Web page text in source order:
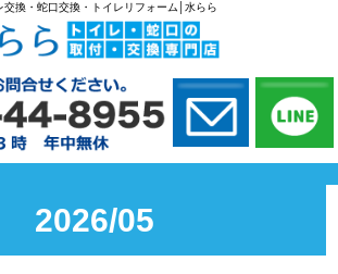
交換・蛇口交換・トイレリフォーム│水らら
2026/05